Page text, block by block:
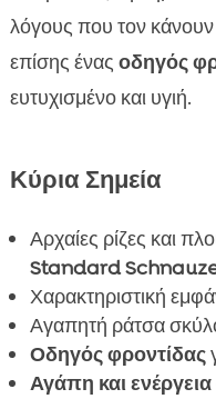
 Διατροφή και
 Standard
σκύλου
Schnauzer

Παιχνίδια και
Schnauzer
Το CricksyDog –
Σκυλοτροφές
 FAQ
λόγους που τον κάνουν
επίσης ένας οδηγός
ευτυχισμένο και υγιή.
Κύρια Σημεία
Αρχαίες ρίζες και
Standard
Χαρακτηριστική
Αγαπητή ράτσα
Οδηγός φροντίδας
Αγάπη και ενέργεια